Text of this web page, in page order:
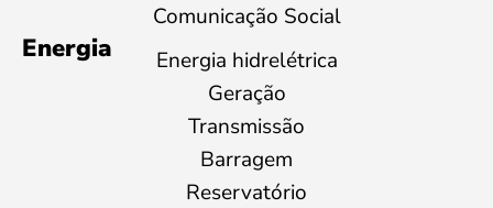
Comunicação Social
Energia
Energia hidrelétrica
Geração
Transmissão
Barragem
Reservatório